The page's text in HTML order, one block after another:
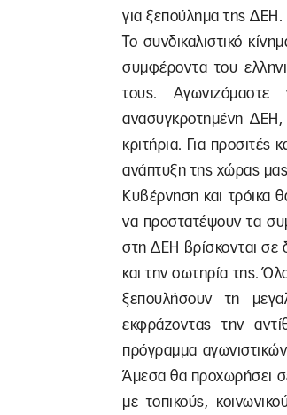
για ξεπούλημα της ΔΕΗ.
Το συνδικαλιστικό
συμφέροντα του
τους. Αγωνιζόμαστε
ανασυγκροτημένη ΔΕΗ,
κριτήρια. Για προσιτές
ανάπτυξη της χώρας
Κυβέρνηση και τρόικα
να προστατέψουν τα
στη ΔΕΗ βρίσκονται σε
και την σωτηρία της.
ξεπουλήσουν τη
εκφράζοντας την
πρόγραμμα
Άμεσα θα προχωρήσει
με τοπικούς,